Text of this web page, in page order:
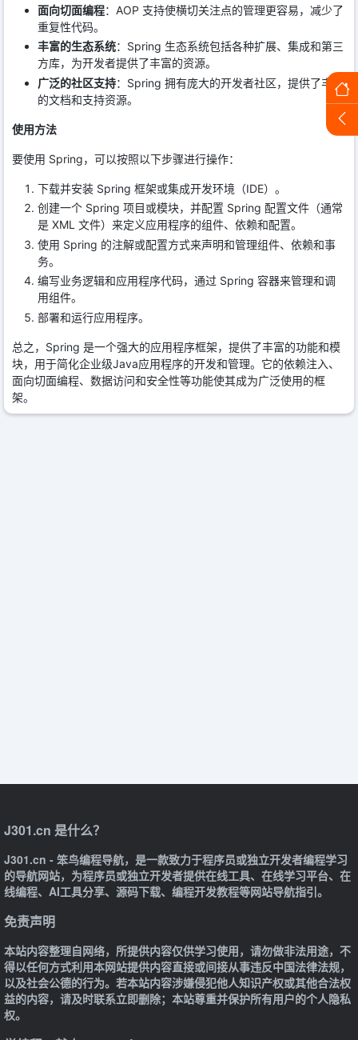
面向切面编程：AOP 支持使横切关注点的管理更容易，减少了
重复性代码。
丰富的生态系统：Spring 生态系统包括各种扩展、集成和第三
方库，为开发者提供了丰富的资源。
广泛的社区支持：Spring 拥有庞大的开发者社区，提供了丰富
的文档和支持资源。
使用方法
要使用 Spring，可以按照以下步骤进行操作：
下载并安装 Spring 框架或集成开发环境（IDE）。
创建一个 Spring 项目或模块，并配置 Spring 配置文件（通常
是 XML 文件）来定义应用程序的组件、依赖和配置。
使用 Spring 的注解或配置方式来声明和管理组件、依赖和事
务。
编写业务逻辑和应用程序代码，通过 Spring 容器来管理和调
用组件。
部署和运行应用程序。
总之，Spring 是一个强大的应用程序框架，提供了丰富的功能和模
块，用于简化企业级Java应用程序的开发和管理。它的依赖注入、
面向切面编程、数据访问和安全性等功能使其成为广泛使用的框
架。
J301.cn 是什么？
J301.cn - 笨鸟编程导航，是一款致力于程序员或独立开发者编程学习
的导航网站，为程序员或独立开发者提供在线工具、在线学习平台、在
线编程、AI工具分享、源码下载、编程开发教程等网站导航指引。
免责声明
本站内容整理自网络，所提供内容仅供学习使用，请勿做非法用途，不
得以任何方式利用本网站提供内容直接或间接从事违反中国法律法规，
以及社会公德的行为。若本站内容涉嫌侵犯他人知识产权或其他合法权
益的内容，请及时联系立即删除；本站尊重并保护所有用户的个人隐私
权。